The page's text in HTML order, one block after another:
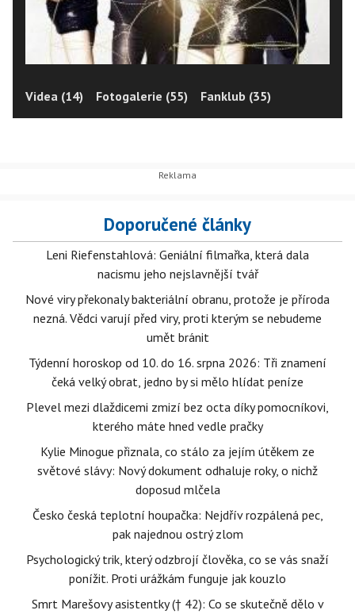
Videa (14) Fotogalerie (55) Fanklub (35)
Doporučené články
Leni Riefenstahlová: Geniální filmařka, která dala
nacismu jeho nejslavnější tvář
Nové viry překonaly bakteriální obranu, protože je příroda
nezná. Vědci varují před viry, proti kterým se nebudeme
umět bránit
Týdenní horoskop od 10. do 16. srpna 2026: Tři znamení
čeká velký obrat, jedno by si mělo hlídat peníze
Plevel mezi dlaždicemi zmizí bez octa díky pomocníkovi,
kterého máte hned vedle pračky
Kylie Minogue přiznala, co stálo za jejím útěkem ze
světové slávy: Nový dokument odhaluje roky, o nichž
doposud mlčela
Česko česká teplotní houpačka: Nejdřív rozpálená pec,
pak najednou ostrý zlom
Psychologický trik, který odzbrojí člověka, co se vás snaží
ponížit. Proti urážkám funguje jak kouzlo
Smrt Marešovy asistentky († 42): Co se skutečně dělo v